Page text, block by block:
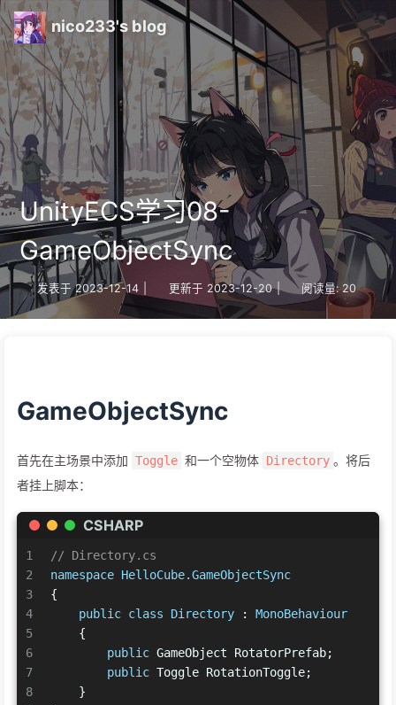
nico233's blog
UnityECS学习08-
GameObjectSync
发表于 2023-12-14 更新于 2023-12-20 | 阅读量: 20
GameObjectSync
首先在主场景中添加 Toggle 和一个空物体 Directory 。将后
者挂上脚本：
CSHARP
1
2
3
4
5
6
7
8
// Directory.cs
namespace HelloCube.GameObjectSync
{
public class Directory : MonoBehaviour
    {
public GameObject RotatorPrefab;
public Toggle RotationToggle;
    }